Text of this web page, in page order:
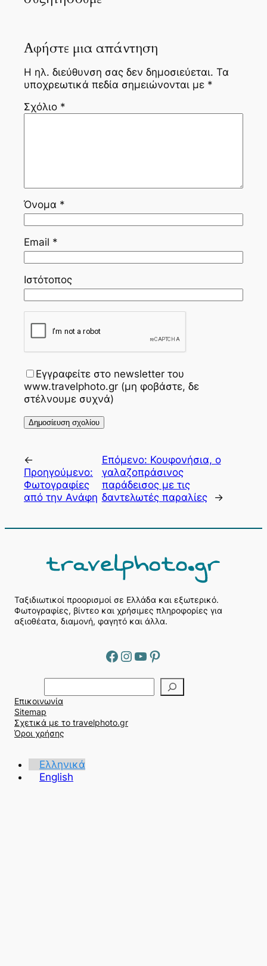
Αφήστε μια απάντηση
Η ηλ. διεύθυνση σας δεν δημοσιεύεται. Τα
υποχρεωτικά πεδία σημειώνονται με *
Σχόλιο *
Όνομα *
Email *
Ιστότοπος
Εγγραφείτε στο newsletter του
www.travelphoto.gr (μη φοβάστε, δε
στέλνουμε συχνά)
←
Προηγούμενο:
Φωτογραφίες
από την Ανάφη
Επόμενο: Κουφονήσια, ο
γαλαζοπράσινος
παράδεισος με τις
δαντελωτές παραλίες
→
Ταξιδιωτικοί προορισμοί σε Ελλάδα και εξωτερικό.
Φωτογραφίες, βίντεο και χρήσιμες πληροφορίες για
αξιοθέατα, διαμονή, φαγητό και άλλα.
Facebook Instagram YouTube Pinterest
ν
α
ζ
ή
Επικοινωνία
Sitemap
Σχετικά με το travelphoto.gr
Όροι χρήσης
Ελληνικά
English